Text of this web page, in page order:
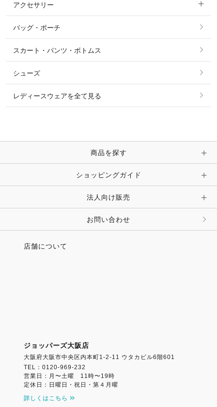
ニット・セーター
シャツ・ブラウス・ワンピース
ショーシャツ
すべてのファッション雑貨
ソックス
ベルト
時計・財布・キーケース・革小物
キーホルダー・チャーム・ストラップ
アクセサリー
すべてのアクセサリー
リング
ピアス・イヤリング
ピン・ブローチ・コサージュ
その他 アクセサリー
バッグ・ポーチ
スカート・パンツ・ボトムス
シューズ
レディースウェアを全て見る
商品を探す
ショッピングガイド
法人向け販売
お問い合わせ
店舗について
ジョッパーズ大阪店
大阪府大阪市中央区内本町1-2-11 ウタカビル6階601
TEL：0120-969-232
営業日：月〜土曜 11時〜19時
定休日：日曜日・祝日・第４月曜
詳しくはこちら